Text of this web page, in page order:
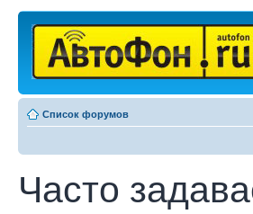
Список форумов
Часто